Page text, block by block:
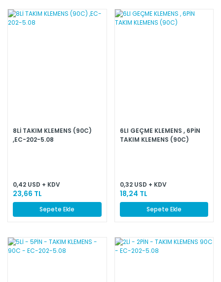
8Lİ TAKIM KLEMENS (90C)
,EC-202-5.08
0,42 USD + KDV
23,66 TL
Sepete Ekle
6LI GEÇME KLEMENS , 6PİN
TAKIM KLEMENS (90C)
0,32 USD + KDV
18,24 TL
Sepete Ekle